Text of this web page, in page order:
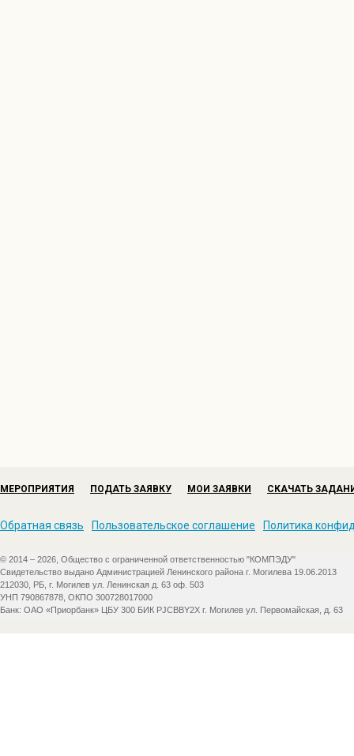
МЕРОПРИЯТИЯ ПОДАТЬ ЗАЯВКУ МОИ ЗАЯВКИ СКАЧАТЬ
Обратная связь Пользовательское соглашение Политика
© 2014 – 2026, Общество с ограниченной ответственностью "КОМПЭДУ"
Свидетельство выдано Администрацией Ленинского района г. Могилева 19.06.2013
212030, РБ, г. Могилев ул. Ленинская д. 63 оф. 503
УНП 790867878, ОКПО 300728017000
Банк: ОАО «Приорбанк» ЦБУ 300 БИК PJCBBY2X г. Могилев ул. Первомайская, д. 63